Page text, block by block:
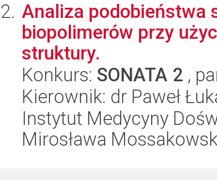
Analiza podobieństwa
biopolimerów przy
struktury.
Konkurs: SONATA 2 ,
Kierownik: dr Paweł
Instytut Medycyny
Mirosława